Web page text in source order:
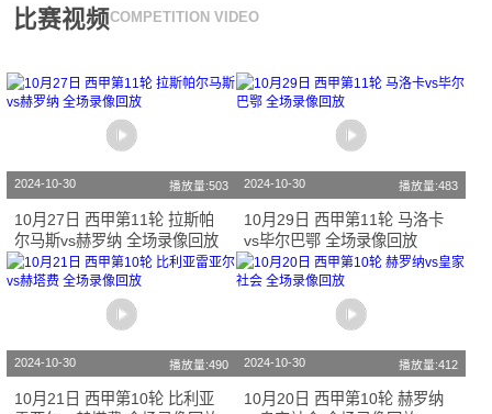
比赛视频COMPETITION VIDEO
2024-10-30 播放量:503
10月27日 西甲第11轮 拉斯帕
尔马斯vs赫罗纳 全场录像回放
2024-10-30 播放量:483
10月29日 西甲第11轮 马洛卡
vs毕尔巴鄂 全场录像回放
2024-10-30 播放量:490
10月21日 西甲第10轮 比利亚
2024-10-30 播放量:412
10月20日 西甲第10轮 赫罗纳